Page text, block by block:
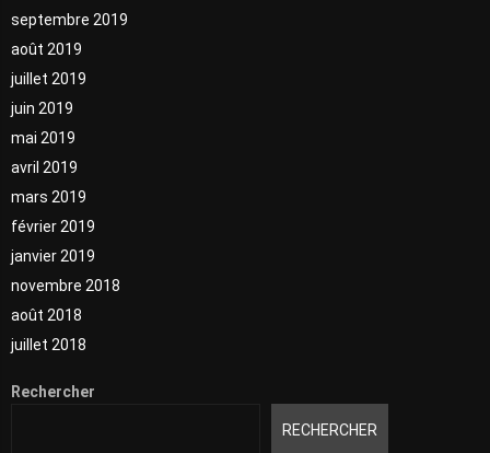
septembre 2019
août 2019
juillet 2019
juin 2019
mai 2019
avril 2019
mars 2019
février 2019
janvier 2019
novembre 2018
août 2018
juillet 2018
Rechercher
RECHERCHER